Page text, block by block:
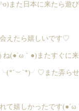
また日本に来たら遊
えたら嬉しいです♡
ね(●´ω｀●)またすぐに
╰(*´︶`*)╯♡また弄ら
て嬉しかったです